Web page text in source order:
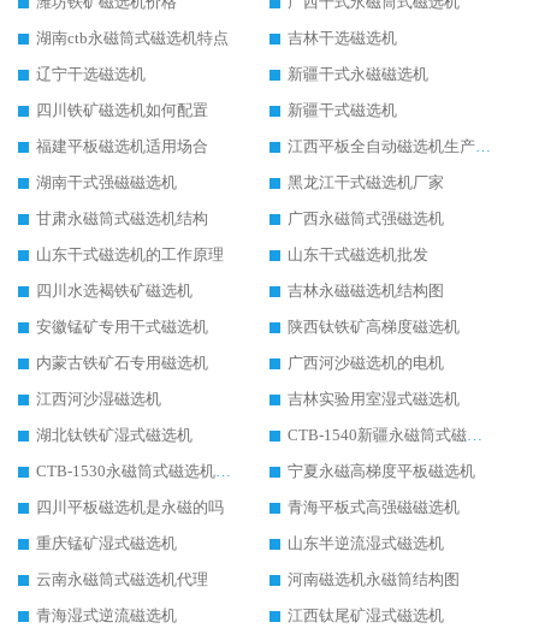
湖南ctb永磁筒式磁选机特点
吉林干选磁选机
辽宁干选磁选机
新疆干式永磁磁选机
四川铁矿磁选机如何配置
新疆干式磁选机
福建平板磁选机适用场合
江西平板全自动磁选机生产厂家
湖南干式强磁磁选机
黑龙江干式磁选机厂家
甘肃永磁筒式磁选机结构
广西永磁筒式强磁选机
山东干式磁选机的工作原理
山东干式磁选机批发
四川水选褐铁矿磁选机
吉林永磁磁选机结构图
安徽锰矿专用干式磁选机
陕西钛铁矿高梯度磁选机
内蒙古铁矿石专用磁选机
广西河沙磁选机的电机
江西河沙湿磁选机
吉林实验用室湿式磁选机
湖北钛铁矿湿式磁选机
CTB-1540新疆永磁筒式磁选机
CTB-1530永磁筒式磁选机代理商
宁夏永磁高梯度平板磁选机
四川平板磁选机是永磁的吗
青海平板式高强磁磁选机
重庆锰矿湿式磁选机
山东半逆流湿式磁选机
云南永磁筒式磁选机代理
河南磁选机永磁筒结构图
青海湿式逆流磁选机
江西钛尾矿湿式磁选机